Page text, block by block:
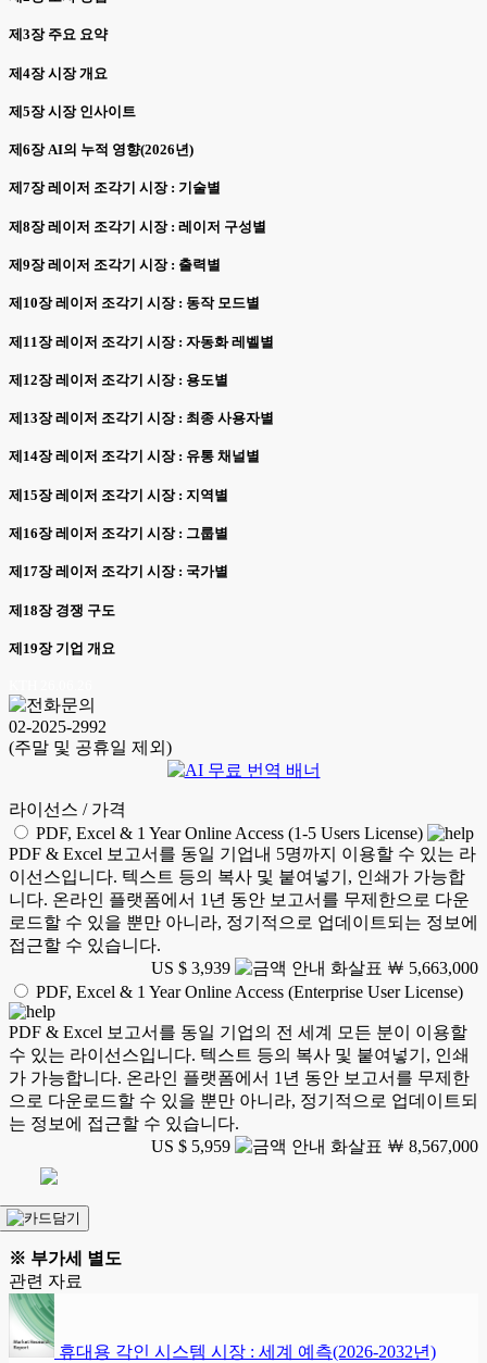
제3장 주요 요약
제4장 시장 개요
제5장 시장 인사이트
제6장 AI의 누적 영향(2026년)
제7장 레이저 조각기 시장 : 기술별
제8장 레이저 조각기 시장 : 레이저 구성별
제9장 레이저 조각기 시장 : 출력별
제10장 레이저 조각기 시장 : 동작 모드별
제11장 레이저 조각기 시장 : 자동화 레벨별
제12장 레이저 조각기 시장 : 용도별
제13장 레이저 조각기 시장 : 최종 사용자별
제14장 레이저 조각기 시장 : 유통 채널별
제15장 레이저 조각기 시장 : 지역별
제16장 레이저 조각기 시장 : 그룹별
제17장 레이저 조각기 시장 : 국가별
제18장 경쟁 구도
제19장 기업 개요
02-2025-2992
(주말 및 공휴일 제외)
라이선스 / 가격
PDF, Excel & 1 Year Online Access (1-5 Users License)
PDF & Excel 보고서를 동일 기업내 5명까지 이용할 수 있는 라
이선스입니다. 텍스트 등의 복사 및 붙여넣기, 인쇄가 가능합
니다. 온라인 플랫폼에서 1년 동안 보고서를 무제한으로 다운
로드할 수 있을 뿐만 아니라, 정기적으로 업데이트되는 정보에
접근할 수 있습니다.
US $ 3,939
￦ 5,663,000
PDF, Excel & 1 Year Online Access (Enterprise User License)
PDF & Excel 보고서를 동일 기업의 전 세계 모든 분이 이용할
수 있는 라이선스입니다. 텍스트 등의 복사 및 붙여넣기, 인쇄
가 가능합니다. 온라인 플랫폼에서 1년 동안 보고서를 무제한
으로 다운로드할 수 있을 뿐만 아니라, 정기적으로 업데이트되
는 정보에 접근할 수 있습니다.
US $ 5,959
￦ 8,567,000
※ 부가세 별도
관련 자료
휴대용 각인 시스템 시장 : 세계 예측(2026-2032년)